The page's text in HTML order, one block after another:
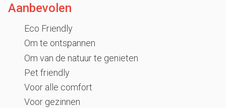
Aanbevolen
Eco Friendly
Om te ontspannen
Om van de natuur te genieten
Pet friendly
Voor alle comfort
Voor gezinnen